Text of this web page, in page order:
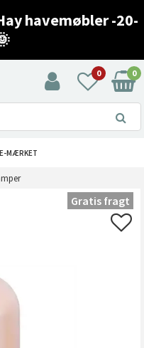
havemøbler -20-
0 0
E-MÆRKET
Gratis fragt